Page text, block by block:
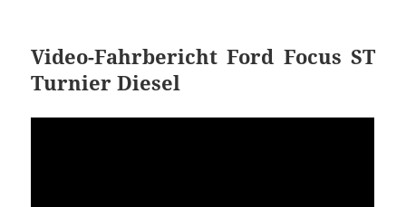
Video-Fahrbericht Ford Focus ST
Turnier Diesel